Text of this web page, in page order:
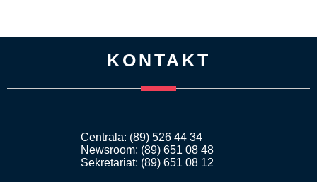
KONTAKT
Centrala: (89) 526 44 34
Newsroom: (89) 651 08 48
Sekretariat: (89) 651 08 12